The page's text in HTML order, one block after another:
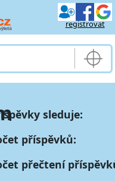
registrovat
sleduje:
příspěvků:
přečtení